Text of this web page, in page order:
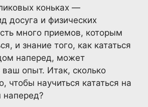
коньках —
досуга и физических
много приемов, которым
и знание того, как кататься
наперед, может
ваш опыт. Итак, сколько
чтобы научиться кататься на
наперед?